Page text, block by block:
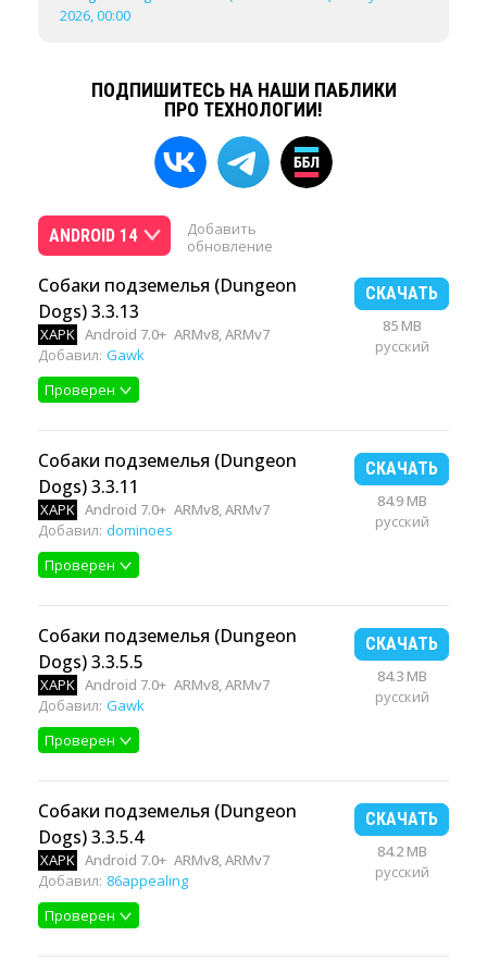
2026, 00:00
ПОДПИШИТЕСЬ НА НАШИ ПАБЛИКИ
ПРО ТЕХНОЛОГИИ!
ANDROID 14
Добавить
обновление
Собаки подземелья (Dungeon
Dogs) 3.3.13
XAPK Android 7.0+ ARMv8, ARMv7
Добавил: Gawk
Проверен
СКАЧАТЬ
85 MB
русский
Собаки подземелья (Dungeon
Dogs) 3.3.11
XAPK Android 7.0+ ARMv8, ARMv7
Добавил: dominoes
Проверен
СКАЧАТЬ
84.9 MB
русский
Собаки подземелья (Dungeon
Dogs) 3.3.5.5
XAPK Android 7.0+ ARMv8, ARMv7
Добавил: Gawk
Проверен
СКАЧАТЬ
84.3 MB
русский
Собаки подземелья (Dungeon
Dogs) 3.3.5.4
XAPK Android 7.0+ ARMv8, ARMv7
Добавил: 86appealing
Проверен
СКАЧАТЬ
84.2 MB
русский